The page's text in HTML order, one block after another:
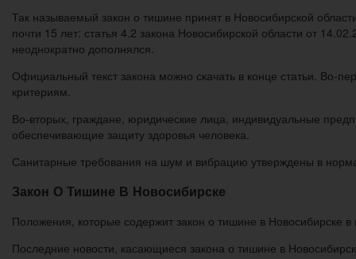
Так называемый закон о тишине принят в Новосибирской
почти 15 лет: статья 4.2 закона Новосибирской области от
неоднократно дополнялся.
Официальный текст закона можно скачать в конце статьи.
критериям.
Во-вторых, граждане, юридические лица, индивидуальные
обеспечивающие защиту здоровья человека.
Санитарные требования на шум и вибрацию утверждены в
Закон О Тишине В Новосибирске
Положения, которые содержит закон о тишине в Новосибирске
Последние новости, касающиеся закона о тишине в